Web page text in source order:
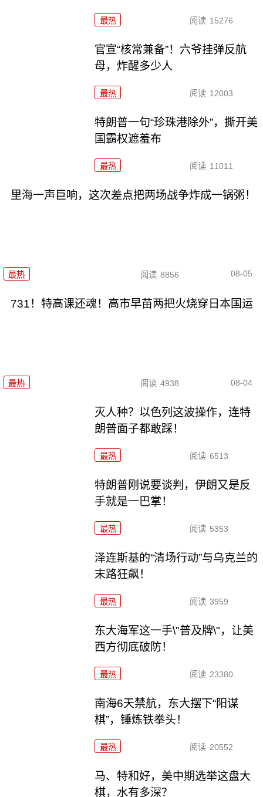
最热 阅读 15276
官宣“核常兼备”！六爷挂弹反航
母，炸醒多少人
最热 阅读 12003
特朗普一句“珍珠港除外”，撕开美
国霸权遮羞布
最热 阅读 11011
里海一声巨响，这次差点把两场战争炸成一锅粥！
最热 阅读 8856 08-05
731！特高课还魂！高市早苗两把火烧穿日本国运
最热 阅读 4938 08-04
灭人种？以色列这波操作，连特
朗普面子都敢踩！
最热 阅读 6513
特朗普刚说要谈判，伊朗又是反
手就是一巴掌！
最热 阅读 5353
泽连斯基的“清场行动”与乌克兰的
末路狂飙！
最热 阅读 3959
东大海军这一手\"普及牌\"，让美
西方彻底破防！
最热 阅读 23380
南海6天禁航，东大摆下“阳谋
棋”，锤炼铁拳头！
最热 阅读 20552
马、特和好，美中期选举这盘大
棋，水有多深？